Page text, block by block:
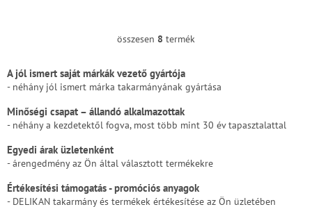
L
s
t
i
r
y
t
á
összesen 8 termék
A jól ismert saját márkák vezető gyártója
- néhány jól ismert márka takarmányának gyártása
Minőségi csapat – állandó alkalmazottak
- néhány a kezdetektől fogva, most több mint 30 év tapasztalattal
Egyedi árak üzletenként
- árengedmény az Ön által választott termékekre
Értékesítési támogatás - promóciós anyagok
- DELIKAN takarmány és termékek értékesítése az Ön üzletében